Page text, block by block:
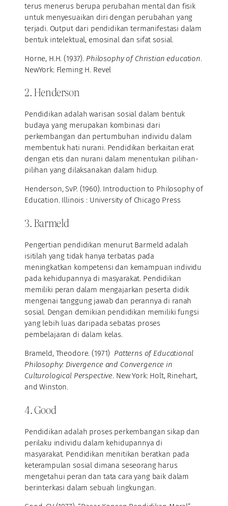
terus menerus berupa perubahan mental dan fisik
untuk menyesuaikan diri dengan perubahan yang
terjadi. Output dari pendidikan termanifestasi dalam
bentuk intelektual, emosinal dan sifat sosial.
Horne, H.H. (1937). Philosophy of Christian education
NewYork: Fleming H. Revel
2. Henderson
Pendidikan adalah warisan sosial dalam bentuk
budaya yang merupakan kombinasi dari
perkembangan dan pertumbuhan individu dalam
membentuk hati nurani. Pendidikan berkaitan erat
dengan etis dan nurani dalam menentukan pilihan-
pilihan yang dilaksanakan dalam hidup.
Henderson, SvP. (1960). Introduction to Philosophy of
Education. Illinois : University of Chicago Press
3. Barmeld
Pengertian pendidikan menurut Barmeld adalah
isitilah yang tidak hanya terbatas pada
meningkatkan kompetensi dan kemampuan individu
pada kehidupannya di masyarakat. Pendidikan
memiliki peran dalam mengajarkan peserta didik
mengenai tanggung jawab dan perannya di ranah
sosial. Dengan demikian pendidikan memiliki fungsi
yang lebih luas daripada sebatas proses
pembelajaran di dalam kelas.
Brameld, Theodore. (1971) Patterns of Educational
Philosophy: Divergence and Convergence in
Culturological Perspective. New York: Holt, Rinehart,
and Winston.
4. Good
Pendidikan adalah proses perkembangan sikap dan
perilaku individu dalam kehidupannya di
masyarakat. Pendidikan menitikan beratkan pada
keterampulan sosial dimana seseorang harus
mengetahui peran dan tata cara yang baik dalam
berinterkasi dalam sebuah lingkungan.